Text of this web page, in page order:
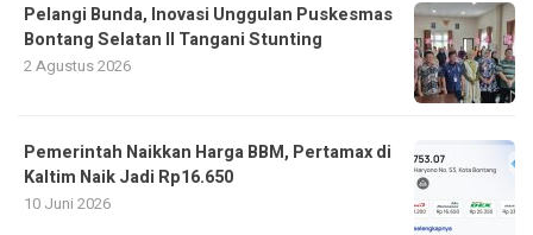
Pelangi Bunda, Inovasi Unggulan Puskesmas
Bontang Selatan II Tangani Stunting
2 Agustus 2026
Pemerintah Naikkan Harga BBM, Pertamax di
Kaltim Naik Jadi Rp16.650
10 Juni 2026